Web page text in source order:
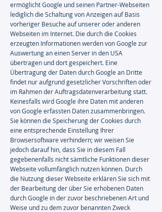
ermöglicht Google und seinen Partner-Webseiten
lediglich die Schaltung von Anzeigen auf Basis
vorheriger Besuche auf unserer oder anderen
Webseiten im Internet. Die durch die Cookies
erzeugten Informationen werden von Google zur
Auswertung an einen Server in den USA
übertragen und dort gespeichert. Eine
Übertragung der Daten durch Google an Dritte
findet nur aufgrund gesetzlicher Vorschriften oder
im Rahmen der Auftragsdatenverarbeitung statt.
Keinesfalls wird Google ihre Daten mit anderen
von Google erfassten Daten zusammenbringen.
Sie können die Speicherung der Cookies durch
eine entsprechende Einstellung Ihrer
Browsersoftware verhindern; wir weisen Sie
jedoch darauf hin, dass Sie in diesem Fall
gegebenenfalls nicht sämtliche Funktionen dieser
Webseite vollumfänglich nutzen können. Durch
die Nutzung dieser Webseite erklären Sie sich mit
der Bearbeitung der über Sie erhobenen Daten
durch Google in der zuvor beschriebenen Art und
Weise und zu dem zuvor benannten Zweck